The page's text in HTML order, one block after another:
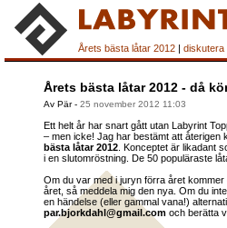
Årets bästa låtar 2012 | diskutera
Årets bästa låtar 2012 - då
Av Pär- 25 november 2012 11:03
Ett helt år har snart gått utan Labyrint
– men icke! Jag har bestämt att
bästa låtar 2012 . Konceptet är likadant
i en slutomröstning. De 50 populäraste
Om du var med i juryn förra året
året, så meddela mig den nya. Om du
en händelse (eller gammal vana!)
par.bjorkdahl@gmail.com och berätta